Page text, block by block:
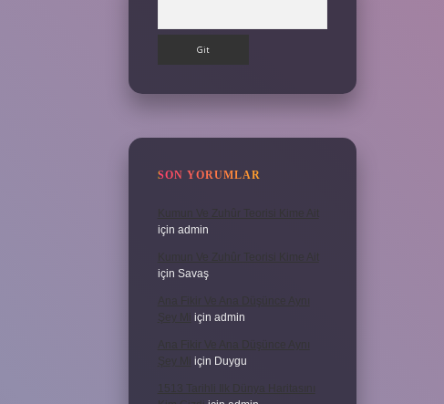
SON YORUMLAR
Kumun Ve Zuhûr Teorisi Kime Ait
için admin
Kumun Ve Zuhûr Teorisi Kime Ait
için Savaş
Ana Fikir Ve Ana Düşünce Aynı
Şey Mi için admin
Ana Fikir Ve Ana Düşünce Aynı
Şey Mi için Duygu
1513 Tarihli Ilk Dünya Haritasını